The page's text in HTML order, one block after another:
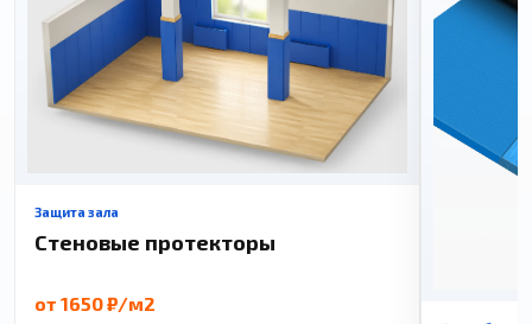
Защита зала
Стеновые протекторы
от 1650 ₽/м2